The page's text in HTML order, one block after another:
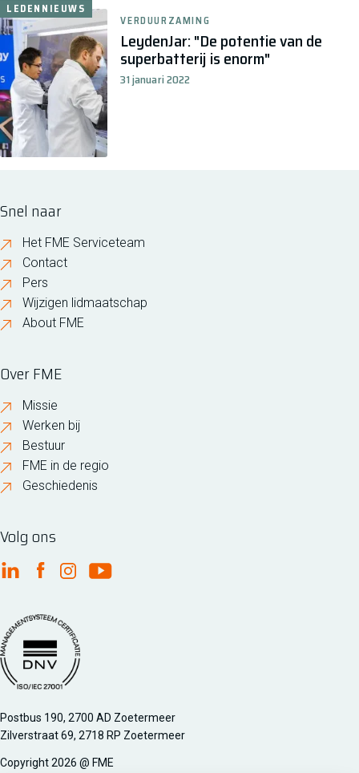
LeydenJar: "De potentie van de
superbatterij is enorm"
31 januari 2022
VERDUURZAMING
LEDENNIEUWS
Snel naar
Het FME Serviceteam
Contact
Pers
Wijzigen lidmaatschap
About FME
Over FME
Missie
Werken bij
Bestuur
FME in de regio
Geschiedenis
Volg ons
FME Linkedin
FME Facebook
FME Instagram
FME Youtube
Managementsyteem certificatie DNV iso/iec 27001
Postbus 190, 2700 AD Zoetermeer
Zilverstraat 69, 2718 RP Zoetermeer
Copyright 2026 @ FME